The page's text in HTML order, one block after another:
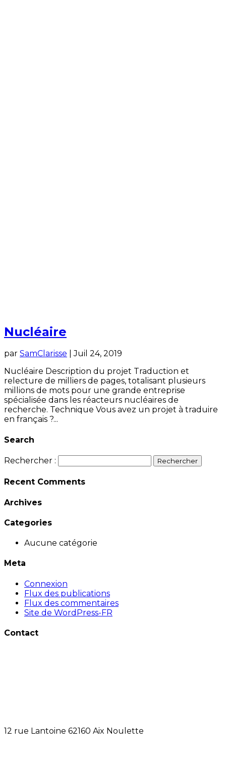
Nucléaire
par SamClarisse |Juil 24, 2019
Nucléaire Description du projet Traduction et
relecture de milliers de pages, totalisant plusieurs
millions de mots pour une grande entreprise
spécialisée dans les réacteurs nucléaires de
recherche. Technique Vous avez un projet à traduire
en français ?...
Search
Rechercher :
Recent Comments
Archives
Categories
Aucune catégorie
Meta
Connexion
Flux des publications
Flux des commentaires
Site de WordPress-FR
Contact
12 rue Lantoine 62160 Aix Noulette